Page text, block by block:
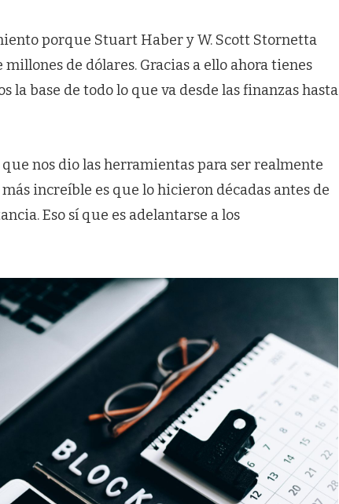
porque Stuart Haber y W. Scott Stornetta
de dólares. Gracias a ello ahora tienes
base de todo lo que va desde las finanzas hasta
nos dio las herramientas para ser realmente
increíble es que lo hicieron décadas antes de
Eso sí que es adelantarse a los